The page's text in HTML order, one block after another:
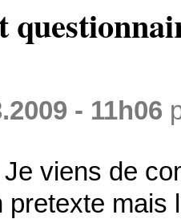
- 11h06
viens de
pretexte mais